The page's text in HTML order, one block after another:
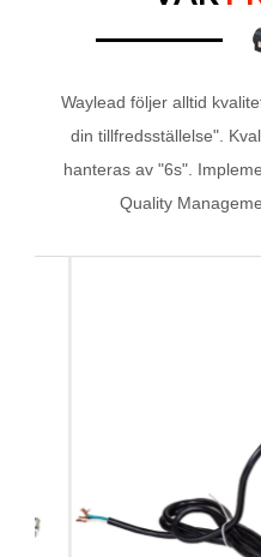
Waylead följer alltid
din tillfredsställelse".
hanteras av "6s".
Quality